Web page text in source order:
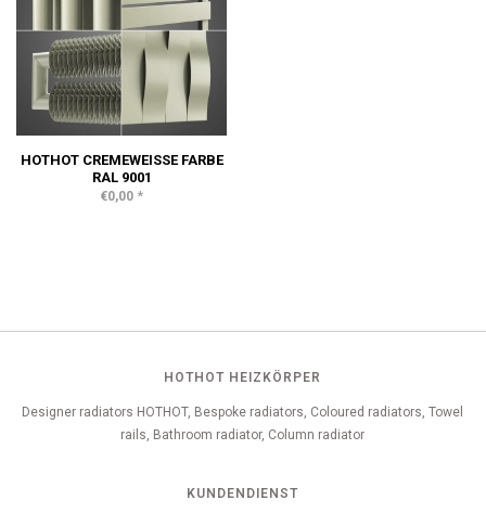
HOTHOT CREMEWEISSE FARBE R
AL 9001
€0,00 *
HOTHOT HEIZKÖRPER
Designer radiators HOTHOT, Bespoke radiators, Coloured radiators, Towel
rails, Bathroom radiator, Column radiator
KUNDENDIENST